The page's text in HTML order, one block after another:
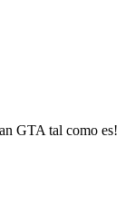
GTA tal como es!